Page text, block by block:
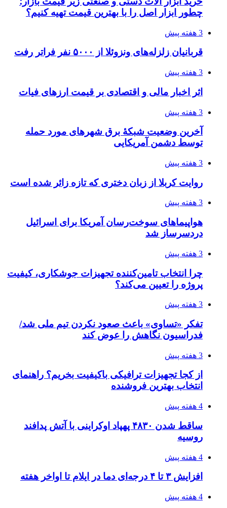
چطور ابزار اصل را با بهترین قیمت تهیه کنیم؟
3 هفته پیش
قربانیان زلزله‌های ونزوئلا از ۵۰۰۰ نفر فراتر رفت
3 هفته پیش
اثر اخبار مالی و اقتصادی بر قیمت ارزهای فیات
3 هفته پیش
آخرین وضعیت شبکۀ برق شهرهای مورد حمله
توسط دشمن آمریکایی
3 هفته پیش
روایت کربلا از زبان دختری که تازه زائر شده است
3 هفته پیش
هواپیماهای سوخت‌رسان آمریکا برای اسرائیل
دردسرساز شد
3 هفته پیش
چرا انتخاب تامین‌کننده تجهیزات جوشکاری، کیفیت
پروژه را تعیین می‌کند؟
3 هفته پیش
تفکر «تساوی» باعث صعود نکردن تیم ملی شد/
فدراسیون نگاهش را عوض کند
3 هفته پیش
از کجا تجهیزات ترافیکی باکیفیت بخریم؟ راهنمای
انتخاب بهترین فروشنده
4 هفته پیش
ساقط شدن ۴۸۳۰ پهپاد اوکراینی با آتش پدافند
روسیه
4 هفته پیش
افزایش ۳ تا ۴ درجه‌ای دما در ایلام تا اواخر هفته
4 هفته پیش